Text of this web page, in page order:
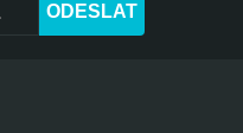
ODESLAT